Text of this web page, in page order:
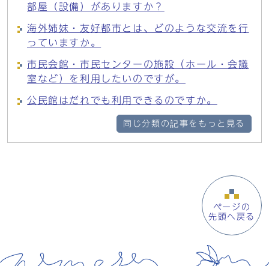
部屋（設備）がありますか？
海外姉妹・友好都市とは、どのような交流を行
っていますか。
市民会館・市民センターの施設（ホール・会議
室など）を利用したいのですが。
公民館はだれでも利用できるのですか。
同じ分類の記事をもっと見る
ページの
先頭へ戻る